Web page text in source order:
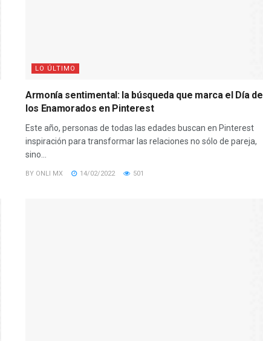
LO ÚLTIMO
Armonía sentimental: la búsqueda que marca el Día de
los Enamorados en Pinterest
Este año, personas de todas las edades buscan en Pinterest
inspiración para transformar las relaciones no sólo de pareja,
sino...
BY ONLI MX 14/02/2022 501